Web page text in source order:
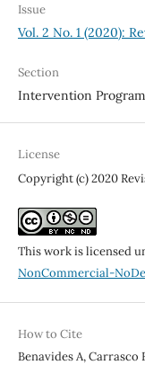
Issue
Vol. 2 No. 1 (2020):
Section
Intervention
License
Copyright (c) 2020
This work is licensed
NonCommercial-
How to Cite
Benavides A, Carrasco